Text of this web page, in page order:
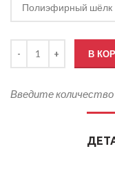
В
Введите